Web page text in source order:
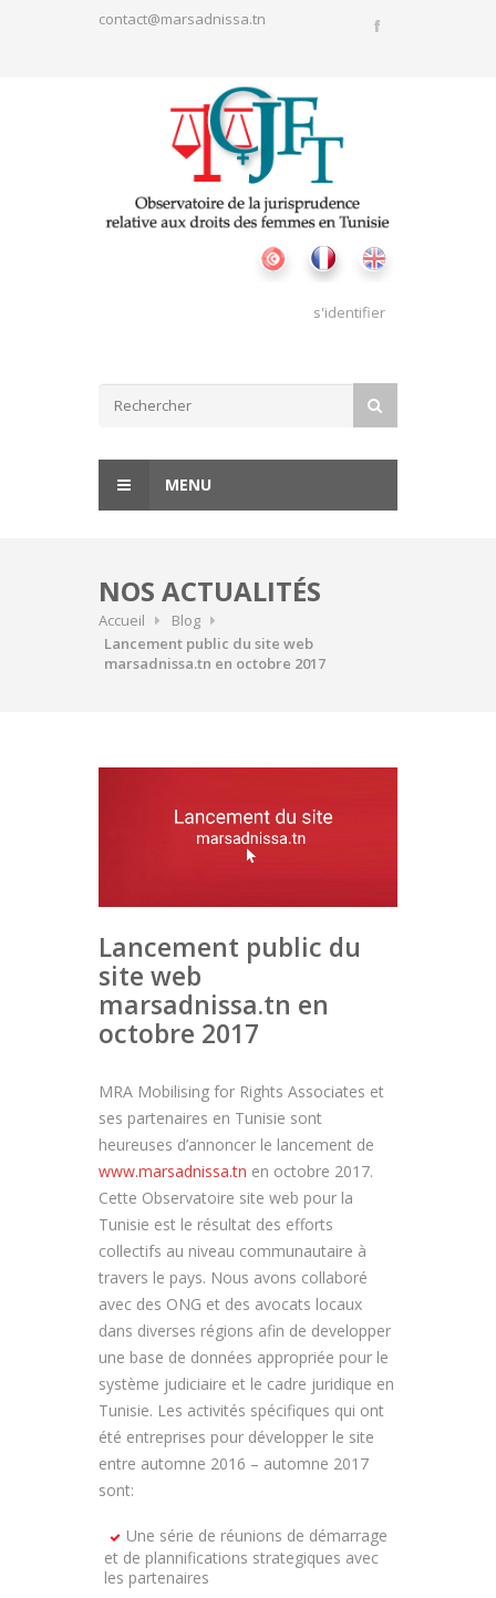
Aller au contenu principalcontact@marsadnissa.tn
s'identifier
Formulaire de recherche
MENU
NOS ACTUALITÉS
Accueil
Blog
Lancement public du site web
marsadnissa.tn en octobre 2017
Lancement public du
site web
marsadnissa.tn en
octobre 2017
MRA Mobilising for Rights Associates et
ses partenaires en Tunisie sont
heureuses d’annoncer le lancement de
www.marsadnissa.tn en octobre 2017.
Cette Observatoire site web pour la
Tunisie est le résultat des efforts
collectifs au niveau communautaire à
travers le pays. Nous avons collaboré
avec des ONG et des avocats locaux
dans diverses régions afin de developper
une base de données appropriée pour le
système judiciaire et le cadre juridique en
Tunisie. Les activités spécifiques qui ont
été entreprises pour développer le site
entre automne 2016 – automne 2017
sont:
Une série de réunions de démarrage
et de plannifications strategiques avec
les partenaires